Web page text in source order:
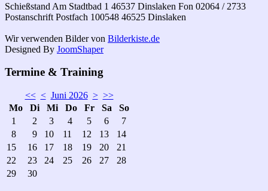
Schießstand Am Stadtbad 1 46537 Dinslaken Fon 02064 / 2733
Postanschrift Postfach 100548 46525 Dinslaken
Wir verwenden Bilder von Bilderkiste.de
Designed By JoomShaper
Termine & Training
<< < Juni 2026 > >>
Mo
Di Mi Do Fr Sa
So
1
2 3 4 5 6
7
8
9 10 11 12 13
14
15
16 17 18 19 20
21
22
23 24 25 26 27
28
29
30